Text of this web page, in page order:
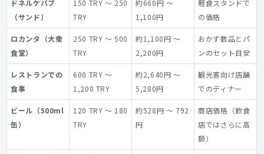
ドネルケバブ
（サンド）
150 TRY ～ 250
TRY
約660円 ～
1,100円
軽食スタンドで
の価格
ロカンタ（大衆
食堂）
250 TRY ～ 500
TRY
約1,100円 ～
2,200円
おかず数品とパ
ンのセット目安
レストランでの
食事
600 TRY ～
1,200 TRY
約2,640円 ～
5,280円
観光客向け店舗
でのディナー
ビール（500ml
缶）
120 TRY ～ 180
TRY
約528円 ～ 792
円
商店価格（飲食
店ではさらに高
額）